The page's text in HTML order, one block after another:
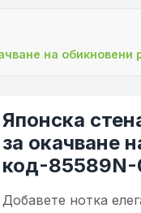
на
Японска
за окачване
код-
Добавете нотка